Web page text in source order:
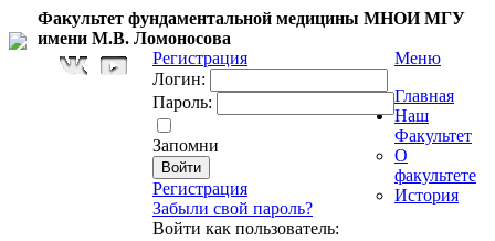
Факультет фундаментальной медицины МНОИ МГУ
имени М.В. Ломоносова
Регистрация
Логин:
Пароль:
Запомни
Регистрация
Забыли свой пароль?
Войти как пользователь:
Меню
Главная
Наш
Факультет
О
факультете
История